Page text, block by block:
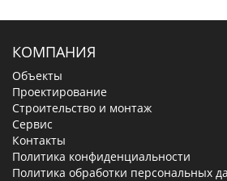
КОМПАНИЯ
Объекты
Проектирование
Строительство и монтаж
Сервис
Контакты
Политика конфиденциальности
Политика обработки персональных